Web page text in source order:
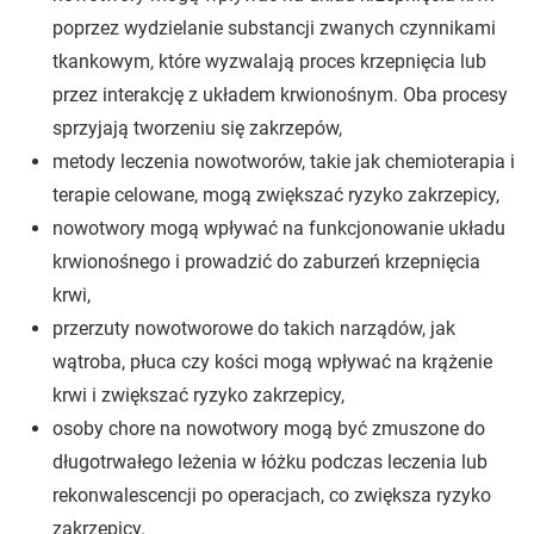
poprzez wydzielanie substancji zwanych czynnikami
tkankowym, które wyzwalają proces krzepnięcia lub
przez interakcję z układem krwionośnym. Oba procesy
sprzyjają tworzeniu się zakrzepów,
metody leczenia nowotworów, takie jak chemioterapia i
terapie celowane, mogą zwiększać ryzyko zakrzepicy,
nowotwory mogą wpływać na funkcjonowanie układu
krwionośnego i prowadzić do zaburzeń krzepnięcia
krwi,
przerzuty nowotworowe do takich narządów, jak
wątroba, płuca czy kości mogą wpływać na krążenie
krwi i zwiększać ryzyko zakrzepicy,
osoby chore na nowotwory mogą być zmuszone do
długotrwałego leżenia w łóżku podczas leczenia lub
rekonwalescencji po operacjach, co zwiększa ryzyko
zakrzepicy.